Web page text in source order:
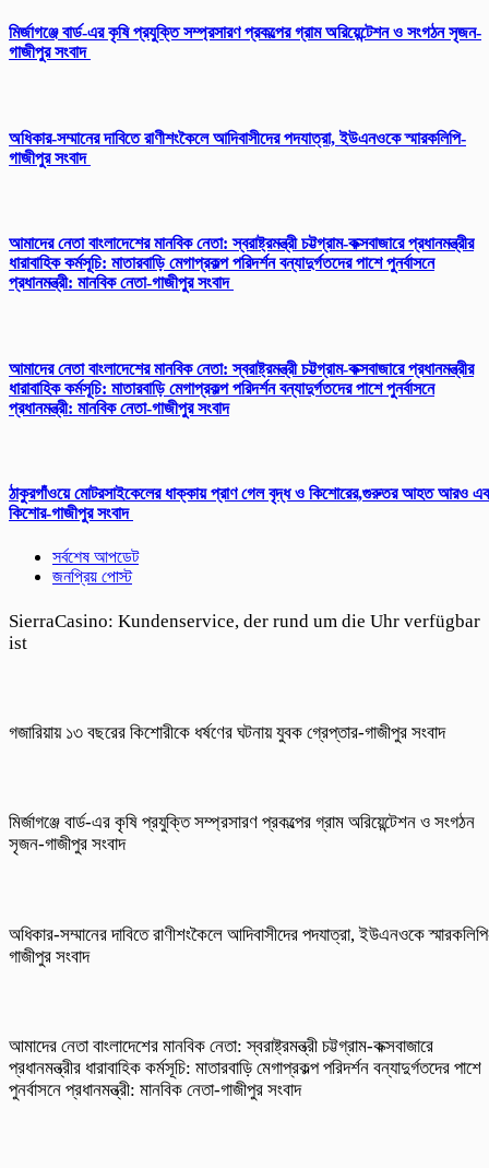
​মির্জাগঞ্জে বার্ড-এর কৃষি প্রযুক্তি সম্প্রসারণ প্রকল্পের গ্রাম অরিয়েন্টেশন ও সংগঠন সৃজন-
গাজীপুর সংবাদ
অধিকার-সম্মানের দাবিতে রাণীশংকৈলে আদিবাসীদের পদযাত্রা, ইউএনওকে স্মারকলিপি-
গাজীপুর সংবাদ
আমাদের নেতা বাংলাদেশের মানবিক নেতা: স্বরাষ্ট্রমন্ত্রী চট্টগ্রাম-কক্সবাজারে প্রধানমন্ত্রীর
ধারাবাহিক কর্মসূচি: মাতারবাড়ি মেগাপ্রকল্প পরিদর্শন বন্যাদুর্গতদের পাশে পুনর্বাসনে
প্রধানমন্ত্রী: মানবিক নেতা-গাজীপুর সংবাদ
আমাদের নেতা বাংলাদেশের মানবিক নেতা: স্বরাষ্ট্রমন্ত্রী চট্টগ্রাম-কক্সবাজারে প্রধানমন্ত্রীর
ধারাবাহিক কর্মসূচি: মাতারবাড়ি মেগাপ্রকল্প পরিদর্শন বন্যাদুর্গতদের পাশে পুনর্বাসনে
প্রধানমন্ত্রী: মানবিক নেতা-গাজীপুর সংবাদ
ঠাকুরগাঁওয়ে মোটরসাইকেলের ধাক্কায় প্রাণ গেল বৃদ্ধ ও কিশোরের,গুরুতর আহত আরও
কিশোর-গাজীপুর সংবাদ
সর্বশেষ আপডেট
জনপ্রিয় পোস্ট
SierraCasino: Kundenservice, der rund um die Uhr verfügbar
ist
গজারিয়ায় ১৩ বছরের কিশোরীকে ধর্ষণের ঘটনায় যুবক গ্রেপ্তার-গাজীপুর সংবাদ
​মির্জাগঞ্জে বার্ড-এর কৃষি প্রযুক্তি সম্প্রসারণ প্রকল্পের গ্রাম অরিয়েন্টেশন ও সংগঠন
সৃজন-গাজীপুর সংবাদ
অধিকার-সম্মানের দাবিতে রাণীশংকৈলে আদিবাসীদের পদযাত্রা, ইউএনওকে
গাজীপুর সংবাদ
আমাদের নেতা বাংলাদেশের মানবিক নেতা: স্বরাষ্ট্রমন্ত্রী চট্টগ্রাম-কক্সবাজারে
প্রধানমন্ত্রীর ধারাবাহিক কর্মসূচি: মাতারবাড়ি মেগাপ্রকল্প পরিদর্শন বন্যাদুর্গতদের পাশে
পুনর্বাসনে প্রধানমন্ত্রী: মানবিক নেতা-গাজীপুর সংবাদ